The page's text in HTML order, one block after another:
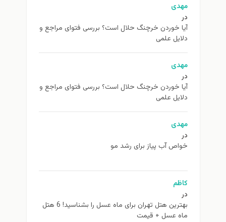
مهدی
در
آیا خوردن خرچنگ حلال است؟ بررسی فتوای مراجع و
دلایل علمی
مهدی
در
آیا خوردن خرچنگ حلال است؟ بررسی فتوای مراجع و
دلایل علمی
مهدی
در
خواص آب پیاز برای رشد مو
کاظم
در
بهترین هتل تهران برای ماه عسل را بشناسید! 6 هتل
ماه عسل + قیمت